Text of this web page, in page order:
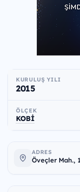
KURULUŞ YILI
2015
ÖLÇEK
KOBİ
ADRES
Öveçler Mah.,